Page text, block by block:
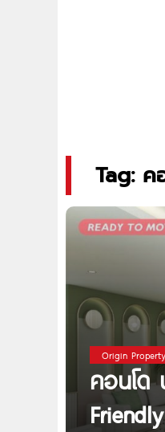
Tag:
Origin
คอนโด